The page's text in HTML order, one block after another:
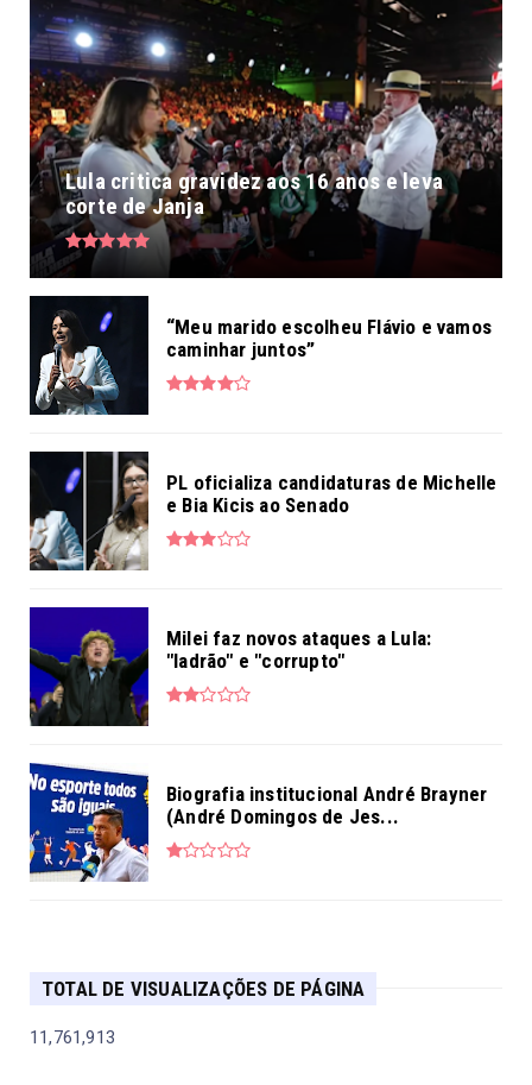
Lula critica gravidez aos 16 anos e leva
corte de Janja
“Meu marido escolheu Flávio e vamos
caminhar juntos”
PL oficializa candidaturas de Michelle
e Bia Kicis ao Senado
Milei faz novos ataques a Lula:
"ladrão" e "corrupto"
Biografia institucional André Brayner
(André Domingos de Jes...
TOTAL DE VISUALIZAÇÕES DE PÁGINA
11,761,913